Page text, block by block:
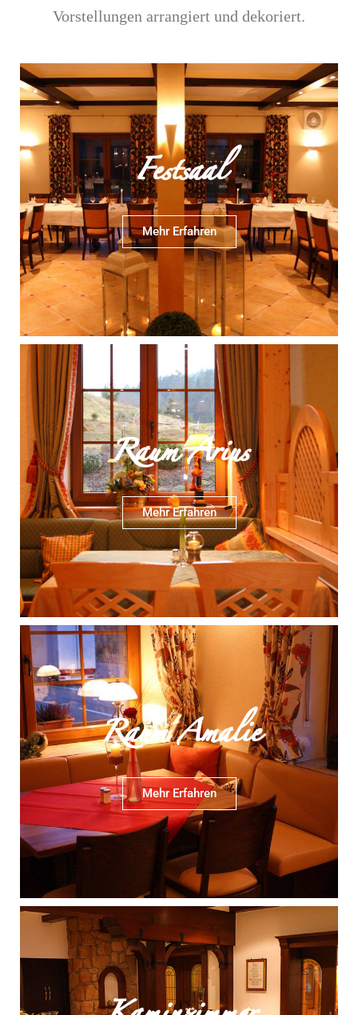
Vorstellungen arrangiert und dekoriert.
Festsaal
Mehr Erfahren
Raum Arius
Mehr Erfahren
Raum Amalie
Mehr Erfahren